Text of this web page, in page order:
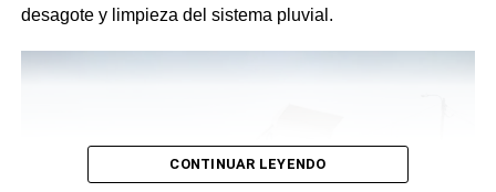
desagote y limpieza del sistema pluvial.
CONTINUAR LEYENDO